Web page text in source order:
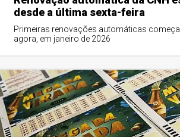
desde a última sexta-feira
Primeiras renovações automáticas
agora, em janeiro de 2026